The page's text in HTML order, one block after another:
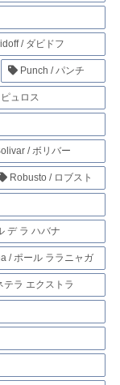
/ ダビドフ
Punch / パンチ
ュロス
/ ボリバー
Robusto / ロブスト
デ ラ ハバナ
/ ポール ララニャガ
テラ エクストラ